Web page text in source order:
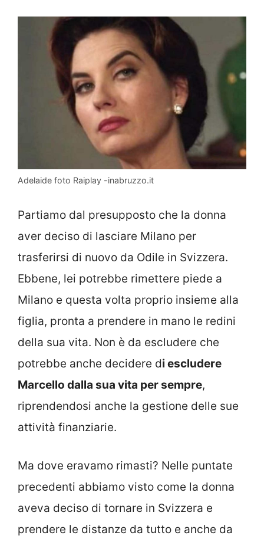
Adelaide foto Raiplay -inabruzzo.it
Partiamo dal presupposto che la donna
aver deciso di lasciare Milano per
trasferirsi di nuovo da Odile in Svizzera.
Ebbene, lei potrebbe rimettere piede a
Milano e questa volta proprio insieme alla
figlia, pronta a prendere in mano le redini
della sua vita. Non è da escludere che
potrebbe anche decidere di escludere
Marcello dalla sua vita per sempre,
riprendendosi anche la gestione delle sue
attività finanziarie.
Ma dove eravamo rimasti? Nelle puntate
precedenti abbiamo visto come la donna
aveva deciso di tornare in Svizzera e
prendere le distanze da tutto e anche da